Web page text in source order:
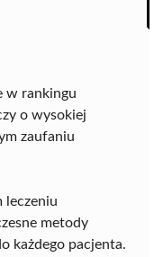
w rankingu
o wysokiej
zaufaniu
leczeniu
metody
każdego pacjenta.